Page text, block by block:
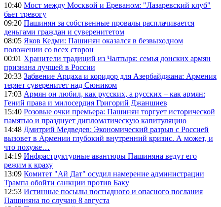
10:40 Мост между Москвой и Ереваном: "Лазаревский клуб"
бьет тревогу
09:20 Пашинян за собственные провалы расплачивается
деньгами граждан и суверенитетом
08:05 Яков Кедми: Пашинян оказался в безвыходном
положении со всех сторон
00:01 Хранители традиций из Чалтыря: семья донских армян
признана лучшей в России
20:33 Забвение Арцаха и коридор для Азербайджана: Армения
теряет суверенитет над Сюником
17:03 Армян он любил, как русских, а русских – как армян:
Гений права и милосердия Григорий Джаншиев
15:40 Розовые очки премьера: Пашинян торгует исторической
памятью и празднует дипломатическую капитуляцию
14:48 Дмитрий Медведев: Экономический разрыв с Россией
вызовет в Армении глубокий внутренний кризис. А может, и
что похуже…
14:19 Инфраструктурные авантюры Пашиняна ведут его
режим к краху
13:09 Комитет "Ай Дат" осудил намерение администрации
Трампа обойти санкции против Баку
12:53 Истинные посылы постыдного и опасного послания
Пашиняна по случаю 8 августа